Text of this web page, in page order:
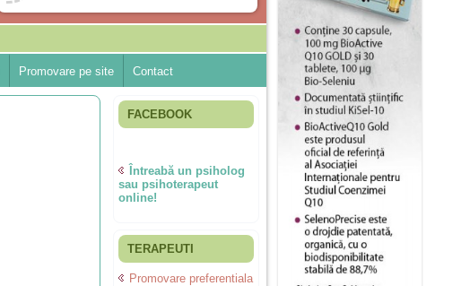
Promovare pe site Contact
FACEBOOK
Întreabă un psiholog
sau psihoterapeut
online!
TERAPEUTI
Promovare preferentiala